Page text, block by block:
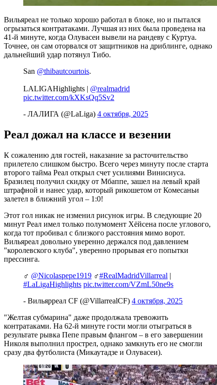
Вильяреал не только хорошо работал в блоке, но и пытался
огрызаться контратаками. Лучшая из них была проведена на
41-й минуте, когда Олувасеи вывели на рандеву с Куртуа.
Точнее, он сам оторвался от защитников на дриблинге, однако
дальнейший удар потянул Тибо.
San @thibautcourtois.
LALIGAHighlights | @realmadrid
pic.twitter.com/kXKsQq5Sv2
- ЛАЛИГА (@LaLiga) 4 октября, 2025
Реал дожал на классе и везении
К сожалению для гостей, наказание за расточительство
прилетело слишком быстро. Всего через минуту после старта
второго тайма Реал открыл счет усилиями Винисиуса.
Бразилец получил скидку от Мбаппе, зашел на левый край
штрафной и нанес удар, который рикошетом от Комесаньи
залетел в ближний угол – 1:0!
Этот гол никак не изменил рисунок игры. В следующие 20
минут Реал имел только полумомент Хёйсена после углового,
когда тот пробивал с близкого расстояния мимо ворот.
Вильяреал довольно уверенно держался под давлением
"королевского клуба", уверенно прорывая его попытки
прессинга.
‍♂️ @Nicolaspepe1919 ‍♂️#RealMadridVillarreal |
#LaLigaHighlights pic.twitter.com/VZmL50ne9s
- Вильярреал CF (@VillarrealCF) 4 октября, 2025
"Желтая субмарина" даже продолжала тревожить
контратаками. На 62-й минуте гости могли отыграться в
результате рывка Пепе правым флангом – в его завершении
Николя выполнил прострел, однако замкнуть его не смогли
сразу два футболиста (Микаутадзе и Олувасеи).